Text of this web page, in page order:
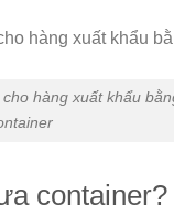
hàng xuất khẩu
container?